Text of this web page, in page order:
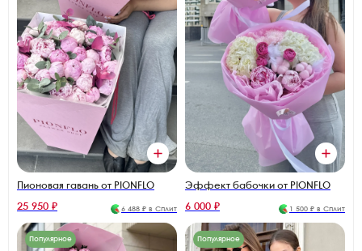
Пионовая гавань от PIONFLO
25 950 ₽ 6 488 ₽ в Сплит
Эффект бабочки от PIONFLO
6 000 ₽ 1 500 ₽ в Сплит
Популярное Популярное